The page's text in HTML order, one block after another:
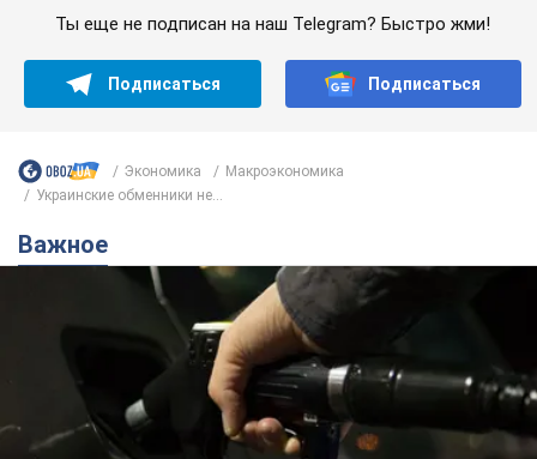
Ты еще не подписан на наш Telegram? Быстро жми!
Подписаться Подписаться
Экономика
Mакроэкономика
Украинские обменники не...
Важное